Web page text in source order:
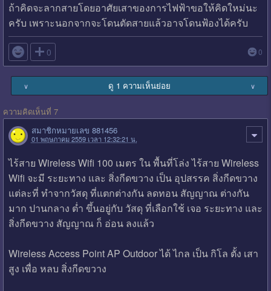
ถ้าคิดจะลากสายโดยอาศัยเสาของการไฟฟ้าขอให้คิดใหม่นะ
ครับ เพราะนอกจากจะโดนตัดสายแล้วอาจโดนฟ้องได้ครับ
 0 0
∨ ดู 1 ความเห็นย่อย ∨
ความคิดเห็นที่ 7
สมาชิกหมายเลข 881456
01 พฤษภาคม 2559 เวลา 12:32:21 น.
ไร้สาย Wireless Wifi 100 เมตร ใน พื้นที่โล่ง ไร้สาย Wireless
Wifi จะมี ระยะทาง และ สิ่งกีดขวาง เป็น อุปสรรค สิ่งกีดขวาง
แต่ละที่ ทำจากวัสดุ ที่แตกต่างกัน ลดทอน สัญญาณ ต่างกัน
มาก ปานกลาง ต่ำ ขึ้นอยู่กับ วัสดุ ที่เลือกใช้ เจอ ระยะทาง และ
สิ่งกีดขวาง สัญญาณ ก็ อ่อน ลงแล้ว
Wireless Access Point AP Outdoor ได้ ไกล เป็น กิโล ตั้ง เสา
สูง เพื่อ หลบ สิ่งกีดขวาง